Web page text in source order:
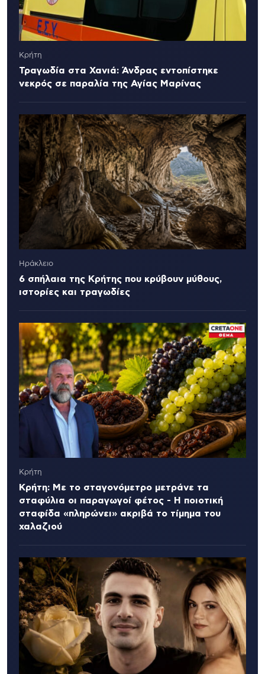
Κρήτη
Τραγωδία στα Χανιά: Άνδρας εντοπίστηκε
νεκρός σε παραλία της Αγίας Μαρίνας
Ηράκλειο
6 σπήλαια της Κρήτης που κρύβουν μύθους,
ιστορίες και τραγωδίες
Κρήτη
Κρήτη: Με το σταγονόμετρο μετράνε τα
σταφύλια οι παραγωγοί φέτος - Η ποιοτική
σταφίδα «πληρώνει» ακριβά το τίμημα του
χαλαζιού